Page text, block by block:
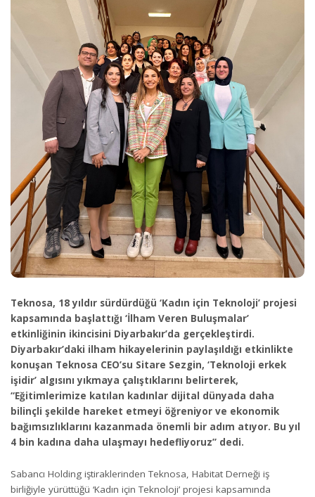
Teknosa, 18 yıldır sürdürdüğü ‘Kadın için Teknoloji’ projesi
kapsamında başlattığı ‘İlham Veren Buluşmalar’
etkinliğinin ikincisini Diyarbakır’da gerçekleştirdi.
Diyarbakır’daki ilham hikayelerinin paylaşıldığı etkinlikte
konuşan Teknosa CEO’su Sitare Sezgin, ‘Teknoloji erkek
işidir’ algısını yıkmaya çalıştıklarını belirterek,
“Eğitimlerimize katılan kadınlar dijital dünyada daha
bilinçli şekilde hareket etmeyi öğreniyor ve ekonomik
bağımsızlıklarını kazanmada önemli bir adım atıyor. Bu yıl
4 bin kadına daha ulaşmayı hedefliyoruz” dedi.
Sabancı Holding iştiraklerinden Teknosa, Habitat Derneği iş
birliğiyle yürüttüğü ‘Kadın için Teknoloji’ projesi kapsamında